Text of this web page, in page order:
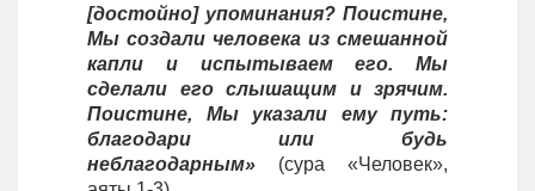
[достойно] упоминания? Поистине,
Мы создали человека из смешанной
капли и испытываем его. Мы
сделали его слышащим и зрячим.
Поистине, Мы указали ему путь:
благодари или будь
неблагодарным» (сура «Человек»,